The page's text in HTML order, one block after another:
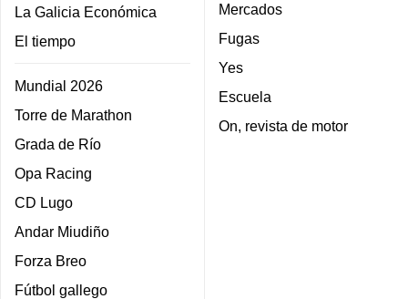
La Galicia Económica
El tiempo
Mundial 2026
Torre de Marathon
Grada de Río
Opa Racing
CD Lugo
Andar Miudiño
Forza Breo
Fútbol gallego
Mercados
Fugas
Yes
Escuela
On, revista de motor